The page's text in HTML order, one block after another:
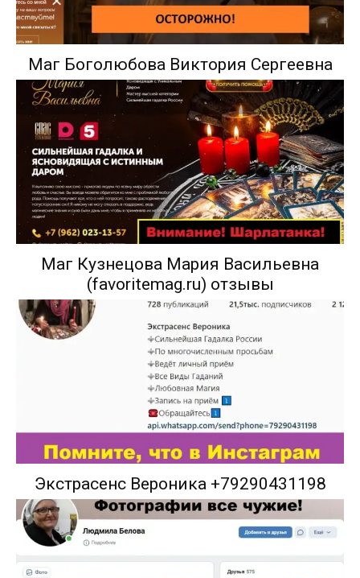
Маг Боголюбова Виктория Сергеевна
Маг Кузнецова Мария Васильевна
(favoritemag.ru) отзывы
Экстрасенс Вероника +79290431198